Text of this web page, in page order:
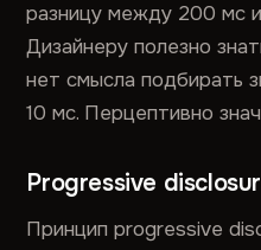
разницу между 200 мс
Дизайнеру полезно
нет смысла подбирать
10 мс. Перцептивно
Progressive
Принцип progressive